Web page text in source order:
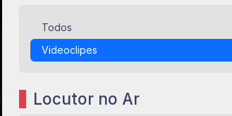
Todos
Videoclipes
Locutor no Ar